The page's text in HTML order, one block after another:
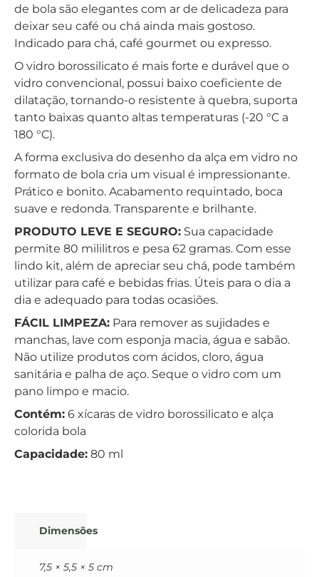
de bola são elegantes com ar de delicadeza para
deixar seu café ou chá ainda mais gostoso.
Indicado para chá, café gourmet ou expresso.
O vidro borossilicato é mais forte e durável que o
vidro convencional, possui baixo coeficiente de
dilatação, tornando-o resistente à quebra, suporta
tanto baixas quanto altas temperaturas (-20 °C a
180 °C).
A forma exclusiva do desenho da alça em vidro no
formato de bola cria um visual é impressionante.
Prático e bonito. Acabamento requintado, boca
suave e redonda. Transparente e brilhante.
PRODUTO LEVE E SEGURO: Sua capacidade
permite 80 mililitros e pesa 62 gramas. Com esse
lindo kit, além de apreciar seu chá, pode também
utilizar para café e bebidas frias. Úteis para o dia a
dia e adequado para todas ocasiões.
FÁCIL LIMPEZA: Para remover as sujidades e
manchas, lave com esponja macia, água e sabão.
Não utilize produtos com ácidos, cloro, água
sanitária e palha de aço. Seque o vidro com um
pano limpo e macio.
Contém: 6 xícaras de vidro borossilicato e alça
colorida bola
Capacidade: 80 ml
Dimensões
7,5 × 5,5 × 5 cm